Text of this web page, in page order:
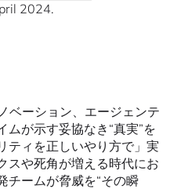
2024.
ベーション、エージェンテ
ムが示す妥協なき“真実”を
ティを正しいやり方で」実
スや死角が増える時代にお
チームが脅威を“その瞬